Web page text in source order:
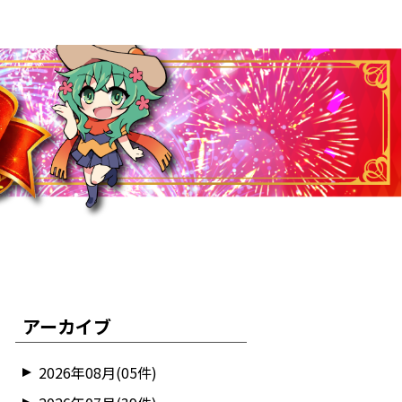
アーカイブ
2026年08月(05件)